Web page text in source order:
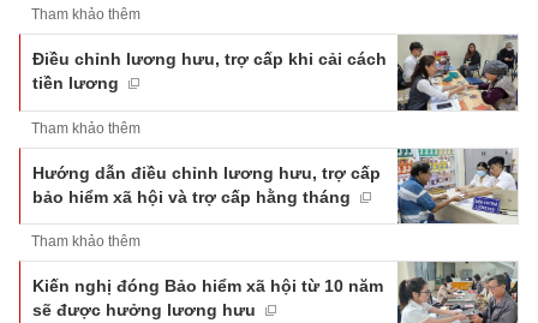
Tham khảo thêm
Điều chỉnh lương hưu, trợ cấp khi cải cách
tiền lương
Tham khảo thêm
Hướng dẫn điều chỉnh lương hưu, trợ cấp
bảo hiểm xã hội và trợ cấp hằng tháng
Tham khảo thêm
Kiến nghị đóng Bảo hiểm xã hội từ 10 năm
sẽ được hưởng lương hưu